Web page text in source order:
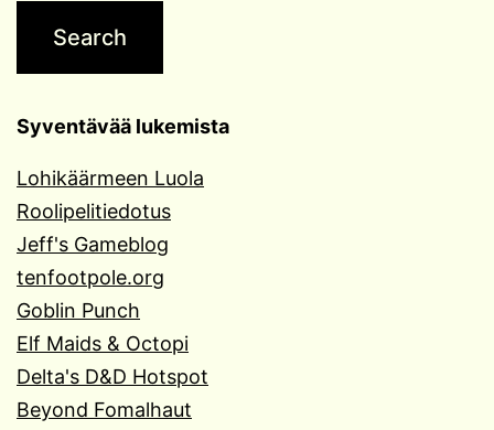
Syventävää lukemista
Lohikäärmeen Luola
Roolipelitiedotus
Jeff's Gameblog
tenfootpole.org
Goblin Punch
Elf Maids & Octopi
Delta's D&D Hotspot
Beyond Fomalhaut